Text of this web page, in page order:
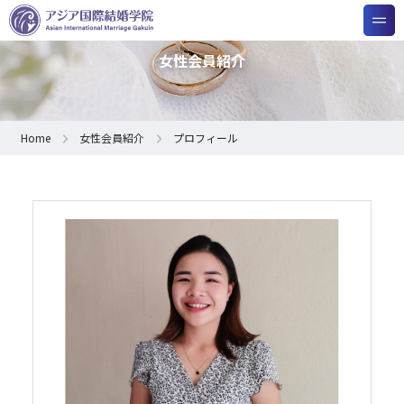
女性会員紹介
Home 女性会員紹介 プロフィール